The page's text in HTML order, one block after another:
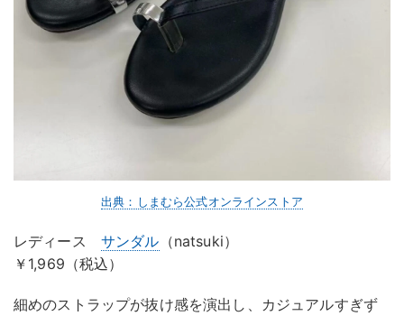
出典：しまむら公式オンラインストア
レディース サンダル （natsuki）
￥1,969（税込）
細めのストラップが抜け感を演出し、カジュアルすぎず